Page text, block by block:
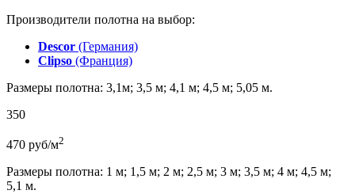
Производители полотна на выбор:
Descor (Германия)
Clipso (Франция)
Размеры полотна: 3,1м; 3,5 м; 4,1 м; 4,5 м; 5,05 м.
350
470 руб/м2
Размеры полотна: 1 м; 1,5 м; 2 м; 2,5 м; 3 м; 3,5 м; 4 м; 4,5 м;
5,1 м.